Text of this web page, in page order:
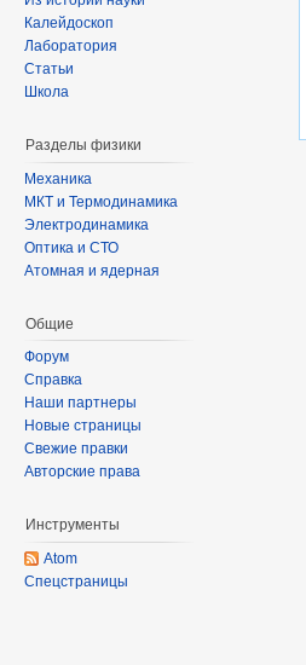
Калейдоскоп
Лаборатория
Статьи
Школа
Разделы физики
Механика
МКТ и Термодинамика
Электродинамика
Оптика и СТО
Атомная и ядерная
Общие
Форум
Справка
Наши партнеры
Новые страницы
Свежие правки
Авторские права
Инструменты
Atom
Спецстраницы